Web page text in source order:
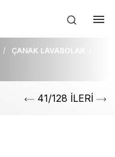
ÇANAK LAVABOLAR
41/128 İLERİ